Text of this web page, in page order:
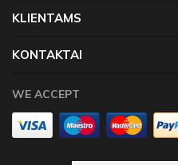
KLIENTAMS
KONTAKTAI
WE ACCEPT